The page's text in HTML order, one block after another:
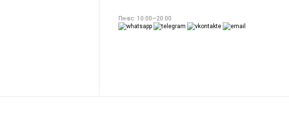
Пн-вс: 10:00—20:00